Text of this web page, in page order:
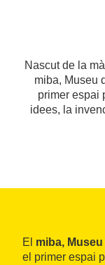
Nascut de la
miba, Museu
primer espai
idees, la
El miba,
el primer espai